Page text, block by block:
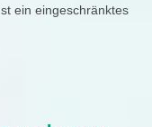
ein eingeschränktes